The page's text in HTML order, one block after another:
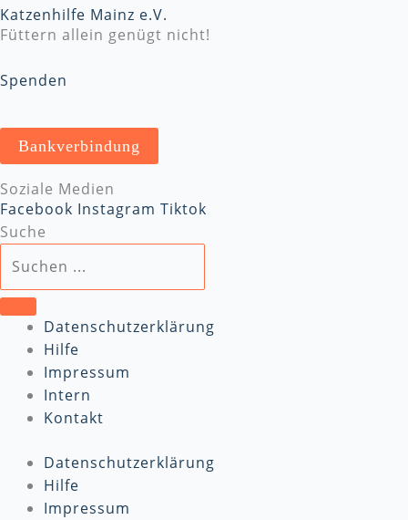
Katzenhilfe Mainz e.V.
Füttern allein genügt nicht!
Spenden
Bankverbindung
Soziale Medien
Facebook Instagram Tiktok
Suche
Datenschutzerklärung
Hilfe
Impressum
Intern
Kontakt
Datenschutzerklärung
Hilfe
Impressum